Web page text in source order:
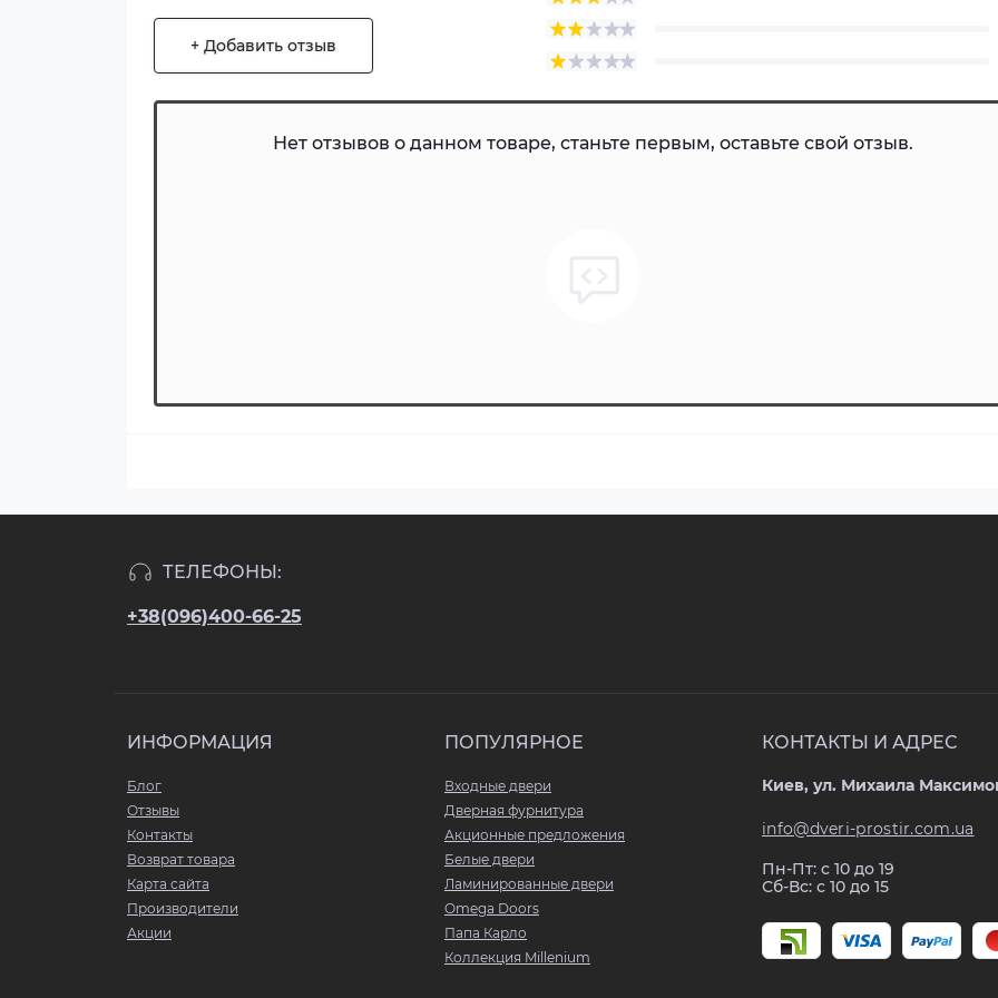
+ Добавить отзыв
Нет отзывов о данном товаре, станьте первым, оставьте свой отзыв.
ТЕЛЕФОНЫ:
+38(096)400-66-25
ИНФОРМАЦИЯ
Блог
Отзывы
Контакты
Возврат товара
Карта сайта
Производители
Акции
ПОПУЛЯРНОЕ
Входные двери
Дверная фурнитура
Акционные предложения
Белые двери
Ламинированные двери
Omega Doors
Папа Карло
Коллекция Millenium
КОНТАКТЫ И АДРЕС
Киев, ул. Михаила
info@dveri-prostir.com.ua
Пн-Пт: с 10 до 19
Сб-Вс: с 10 до 15